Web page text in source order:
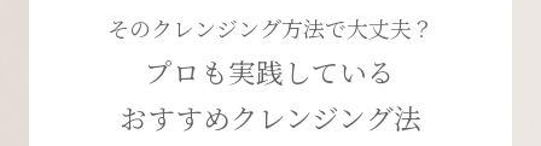
そのクレンジング方法で大丈夫？
プロも実践している
おすすめクレンジング法